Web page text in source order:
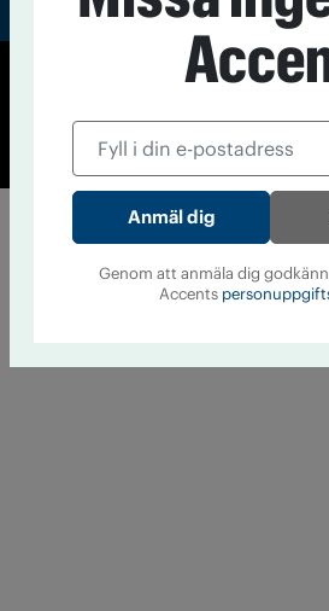
Genom att anmäla dig
Accents